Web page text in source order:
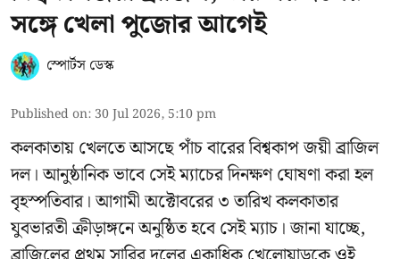
সঙ্গে খেলা পুজোর আগেই
স্পোর্টস ডেস্ক
Published on: 30 Jul 2026, 5:10 pm
কলকাতায় খেলতে আসছে পাঁচ বারের বিশ্বকাপ জয়ী ব্রাজিল
দল। আনুষ্ঠানিক ভাবে সেই ম্যাচের দিনক্ষণ ঘোষণা করা হল
বৃহস্পতিবার। আগামী অক্টোবরের ৩ তারিখ কলকাতার
যুবভারতী ক্রীড়াঙ্গনে অনুষ্ঠিত হবে সেই ম্যাচ। জানা যাচ্ছে,